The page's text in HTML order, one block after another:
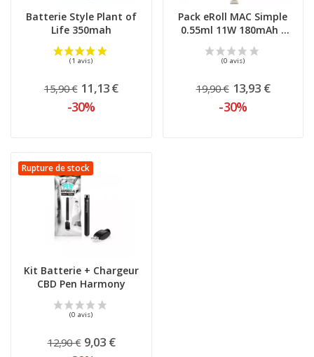
(0 avis)
Batterie Style Plant of
Life 350mah
15,90 € 11,13 €
-30%
Pack eRoll MAC Simple
0.55ml 11W 180mAh -
Joyetech
19,90 € 13,93 €
-30%
Rupture de stock
Kit Batterie + Chargeur
CBD Pen Harmony
12,90 € 9,03 €